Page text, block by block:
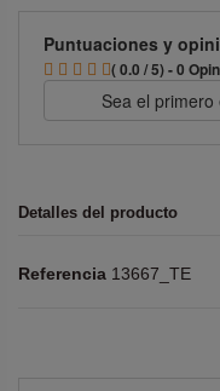
Puntuaciones y
( 0.0 / 5) - 0
Sea el
Detalles del producto
Referencia 13667_TE